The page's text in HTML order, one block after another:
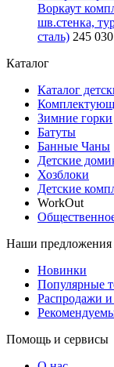
Воркаут
шв.стенка,
сталь) 245
Каталог
Каталог
Зимние горки
Батуты
Банные Чаны
Детские
Хозблоки
Детские
WorkOut
Наши предложения
Новинки
Популярные
Распродажи
Помощь и сервисы